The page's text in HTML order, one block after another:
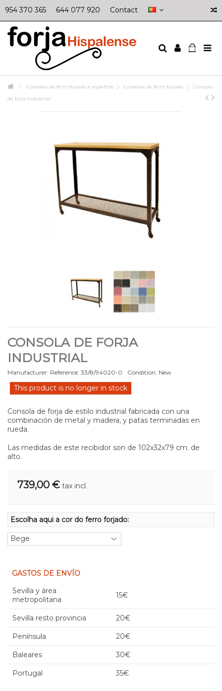
954 370 365 644 077 920 Contact
Consoles de ferro forjado e espelhos Consolas de ferro forjado
Consola
de forja Industrial
CONSOLA DE FORJA
INDUSTRIAL
Manufacturer: Reference: 33/8/94020-0 Condition: New
This product is no longer in stock
Consola de forja de estilo industrial fabricada con una
combinación de metal y madera, y patas terminadas en
rueda.
Las medidas de este recibidor son de 102x32x79 cm. de
alto.
739,00 € tax incl.
Escolha aqui a cor do ferro forjado:
GASTOS DE ENVÍO
Sevilla y área
metropolitana
15€
Sevilla resto provincia 20€
Península 20€
Baleares 30€
Portugal 35€